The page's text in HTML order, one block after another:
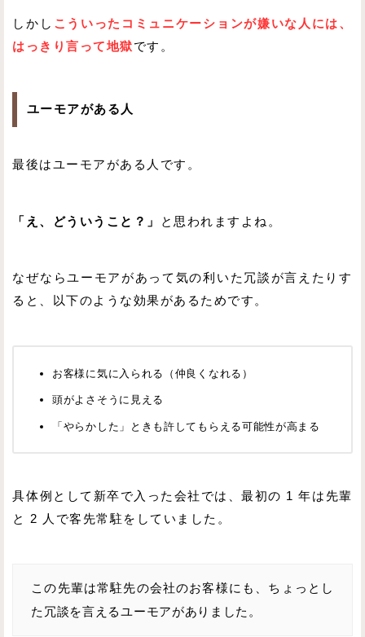
しかし こういったコミュニケーションが嫌いな人には、
はっきり言って地獄です。
ユーモアがある人
最後はユーモアがある人です。
「え、どういうこと？」 と思われますよね。
なぜならユーモアがあって気の利いた冗談が言えたりす
ると、以下のような効果があるためです。
お客様に気に入られる（仲良くなれる）
頭がよさそうに見える
「やらかした」ときも許してもらえる可能性が高まる
具体例として新卒で入った会社では、最初の 1 年は先輩
と 2 人で客先常駐をしていました。
この先輩は常駐先の会社のお客様にも、ちょっとし
た冗談を言えるユーモアがありました。